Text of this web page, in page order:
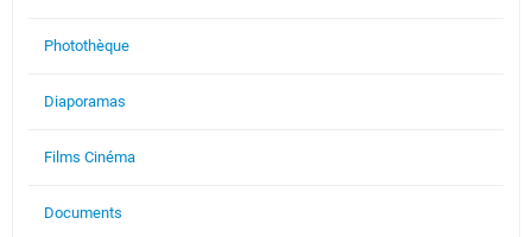
Photothèque
Diaporamas
Films Cinéma
Documents